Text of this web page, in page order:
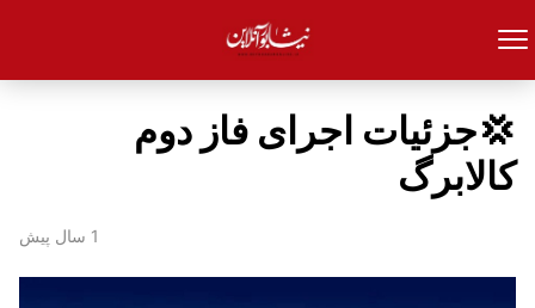
💢جزئیات اجرای فاز دوم
کالابرگ
1 سال پیش